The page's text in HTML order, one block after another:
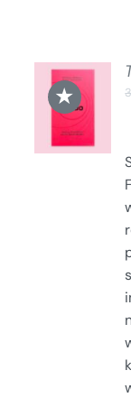
★
DODAJ
DO
KOSZYKA
/
SZCZEGÓŁY